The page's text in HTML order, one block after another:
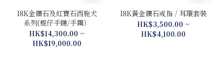
18K金鑽石及紅寶石西施犬
系列(棍仔手鏈/手鐲）
HK$14,300.00 ~
HK$19,000.00
18K黃金鑽石戒指 / 耳環套裝
HK$3,500.00 ~
HK$4,100.00